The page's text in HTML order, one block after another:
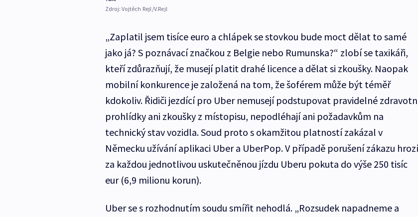
Zdroj:Vojtěch Rejl/V.Rejl
„Zaplatil jsem tisíce euro a chlápek se stovkou bude moct dělat to samé
jako já? S poznávací značkou z Belgie nebo Rumunska?“ zlobí se taxikáři,
kteří zdůrazňují, že musejí platit drahé licence a dělat si zkoušky. Naopak
mobilní konkurence je založená na tom, že šoférem může být téměř
kdokoliv. Řidiči jezdící pro Uber nemusejí podstupovat pravidelné
prohlídky ani zkoušky z místopisu, nepodléhají ani požadavkům na
technický stav vozidla. Soud proto s okamžitou platností zakázal v
Německu užívání aplikaci Uber a UberPop. V případě porušení zákazu hrozí
za každou jednotlivou uskutečněnou jízdu Uberu pokuta do výše 250 tisíc
eur (6,9 milionu korun).
Uber se s rozhodnutím soudu smířit nehodlá. „Rozsudek napadneme a